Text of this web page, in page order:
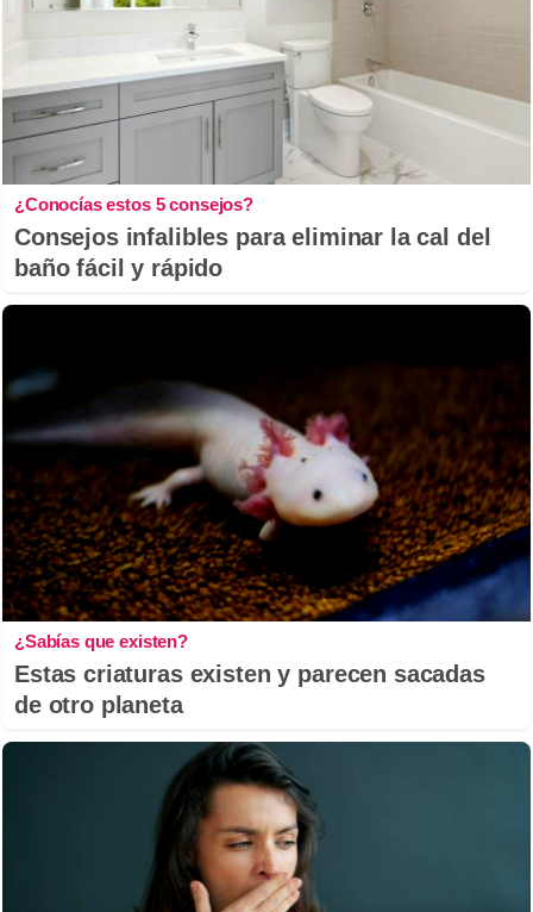
¿Conocías estos 5 consejos?
Consejos infalibles para eliminar la cal del
baño fácil y rápido
¿Sabías que existen?
Estas criaturas existen y parecen sacadas
de otro planeta